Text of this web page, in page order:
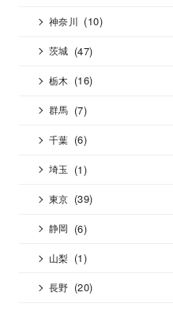
神奈川 (10)
茨城 (47)
栃木 (16)
群馬 (7)
千葉 (6)
埼玉 (1)
東京 (39)
静岡 (6)
山梨 (1)
長野 (20)